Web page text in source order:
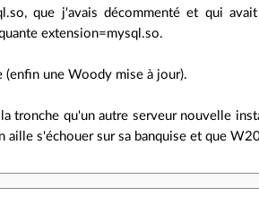
que j'avais décommenté et qui
extension=mysql.so.
(enfin une Woody mise à jour).
tronche qu'un autre serveur nouvelle
s'échouer sur sa banquise et que